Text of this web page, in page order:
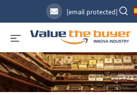
[email protected]